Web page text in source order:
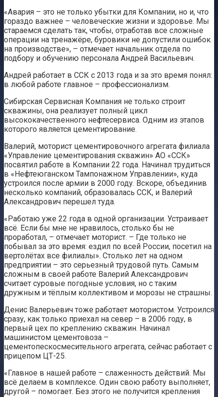
«Авария – это не только убытки для Компании, но и, что
гораздо важнее – человеческие жизни и здоровье. Мы
стараемся сделать так, чтобы, отработав все сложные
операции на тренажёре, буровики не допустили ошибок
на производстве», – отмечает начальник отдела по
подбору и обучению персонала Андрей Васильевич.
Андрей работает в ССК с 2013 года и за это время понял:
в любой работе главное – профессионализм.
Сибирская Сервисная Компания не только строит
скважины, она реализует полный цикл
высококачественного нефтесервиса. Одним из этапов
которого является цементирование.
Валерий, моторист цементировочного агрегата филиала
«Управление цементирования скважин» АО «ССК»
посвятил работе в Компании 22 года. Начинал трудиться
в «Нефтеюганском Тампонажном Управлении», куда
устроился после армии в 2000 году. Вскоре, объединив
несколько компаний, образовалась ССК, и Валерий
Александрович перешел туда.
«Работаю уже 22 года в одной организации. Устраивает
всё. Если бы мне не нравилось, столько бы не
проработал, – отмечает моторист. – Где только не
побывал за это время: ездил по всей России, посетил на
вертолётах все филиалы». Столько лет на одном
предприятии – это серьезный трудовой путь. Самым
сложным в своей работе Валерий Александрович
считает суровые погодные условия, но с таким
дружным и тёплым коллективом и морозы не страшны.
Денис Валерьевич тоже работает мотористом. Устроился
сразу, как только приехал на север – в 2006 году, в
первый цех по креплению скважин. Начинал
машинистом цементовоза –
цементопескосмесительного агрегата, сейчас работает с
прицепом ЦТ-25.
«Главное в нашей работе – слаженность действий. Мы
всё делаем в комплексе. Один свою работу выполняет,
другой – помогает. Без этого не получится крепления